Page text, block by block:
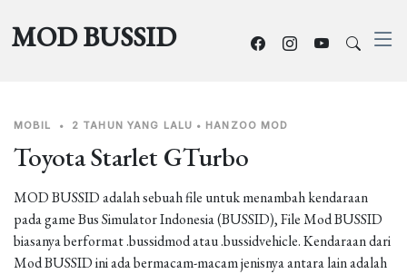
MOD BUSSID
MOBIL • 2 TAHUN YANG LALU • HANZOO MOD
Toyota Starlet GTurbo
MOD BUSSID adalah sebuah file untuk menambah kendaraan
pada game Bus Simulator Indonesia (BUSSID), File Mod BUSSID
biasanya berformat .bussidmod atau .bussidvehicle. Kendaraan dari
Mod BUSSID ini ada bermacam-macam jenisnya antara lain adalah